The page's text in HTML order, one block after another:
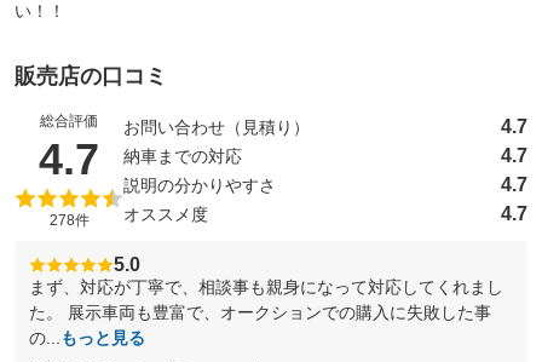
い！！
販売店の口コミ
総合評価
4.7 （5点満点中）
278件
お問い合わせ（見積り） 4.7
納車までの対応 4.7
説明の分かりやすさ 4.7
オススメ度 4.7
5.0
まず、対応が丁寧で、相談事も親身になって対応してくれまし
た。 展示車両も豊富で、オークションでの購入に失敗した事
の...
もっと見る